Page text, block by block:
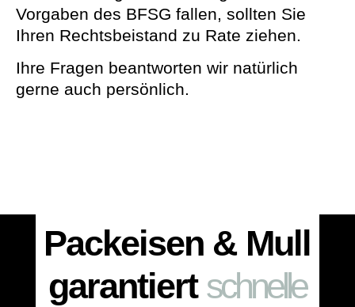
Vorgaben des BFSG fallen, sollten Sie
Ihren Rechtsbeistand zu Rate ziehen.
Ihre Fragen beantworten wir natürlich
gerne auch persönlich.
Packeisen & Mull
garantiert schnelle